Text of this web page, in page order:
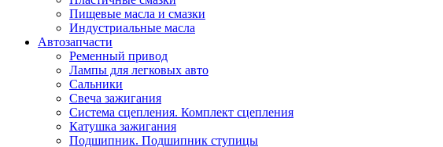
Пищевые масла и смазки
Индустриальные масла
Автозапчасти
Ременный привод
Лампы для легковых авто
Сальники
Свеча зажигания
Система сцепления. Комплект сцепления
Катушка зажигания
Подшипник. Подшипник ступицы